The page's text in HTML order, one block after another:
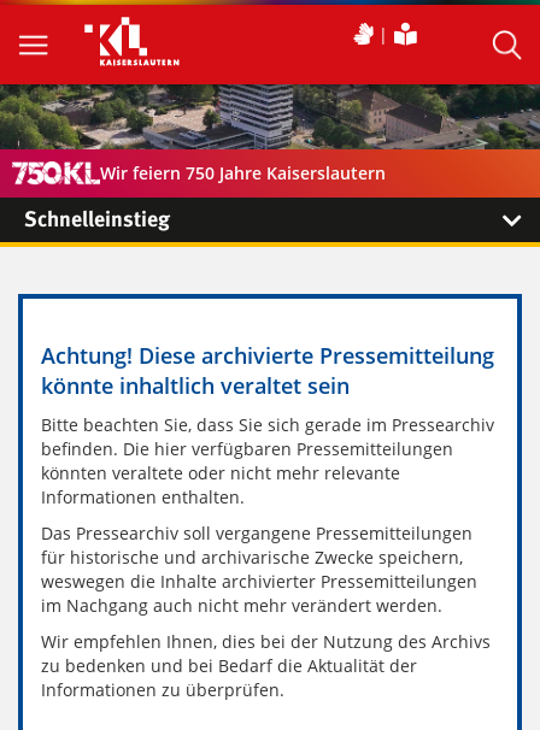
Wir feiern 750 Jahre Kaiserslautern
Schnelleinstieg
Achtung! Diese archivierte Pressemitteilung
könnte inhaltlich veraltet sein
Bitte beachten Sie, dass Sie sich gerade im Pressearchiv
befinden. Die hier verfügbaren Pressemitteilungen
könnten veraltete oder nicht mehr relevante
Informationen enthalten.
Das Pressearchiv soll vergangene Pressemitteilungen
für historische und archivarische Zwecke speichern,
weswegen die Inhalte archivierter Pressemitteilungen
im Nachgang auch nicht mehr verändert werden.
Wir empfehlen Ihnen, dies bei der Nutzung des Archivs
zu bedenken und bei Bedarf die Aktualität der
Informationen zu überprüfen.